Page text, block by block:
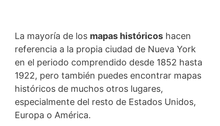
La mayoría de los mapas históricos hacen
referencia a la propia ciudad de Nueva York
en el periodo comprendido desde 1852 hasta
1922, pero también puedes encontrar mapas
históricos de muchos otros lugares,
especialmente del resto de Estados Unidos,
Europa o América.